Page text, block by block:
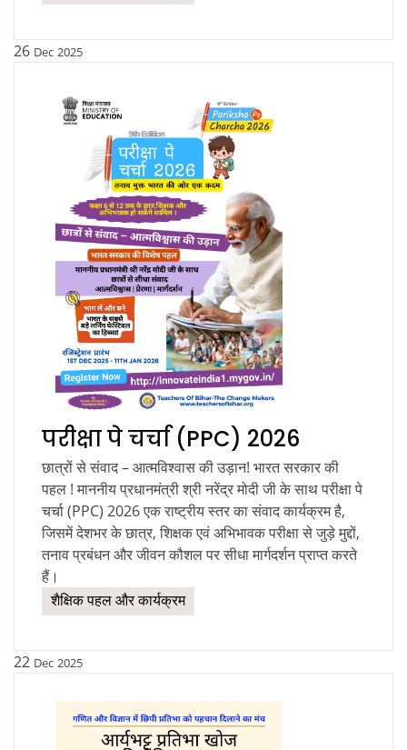
26 Dec 2025
परीक्षा पे चर्चा (PPC) 2026
छात्रों से संवाद – आत्मविश्वास की उड़ान! भारत सरकार की
पहल ! माननीय प्रधानमंत्री श्री नरेंद्र मोदी जी के साथ परीक्षा पे
चर्चा (PPC) 2026 एक राष्ट्रीय स्तर का संवाद कार्यक्रम है,
जिसमें देशभर के छात्र, शिक्षक एवं अभिभावक परीक्षा से जुड़े मुद्दों,
तनाव प्रबंधन और जीवन कौशल पर सीधा मार्गदर्शन प्राप्त करते
हैं।
शैक्षिक पहल और कार्यक्रम
22 Dec 2025